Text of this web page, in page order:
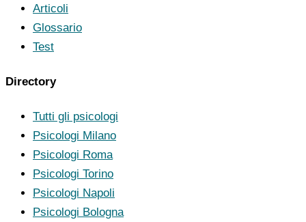
Articoli
Glossario
Test
Directory
Tutti gli psicologi
Psicologi Milano
Psicologi Roma
Psicologi Torino
Psicologi Napoli
Psicologi Bologna